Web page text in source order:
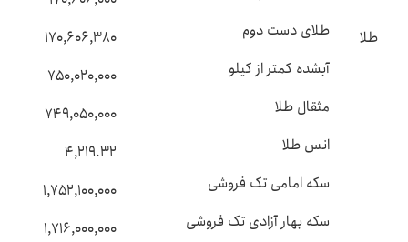
طلا
طلای دست دوم
۱۷۰,۶۰۶,۳۸۰
آبشده کمتر از کیلو
۷۵۰,۰۲۰,۰۰۰
مثقال طلا
۷۴۹,۰۵۰,۰۰۰
انس طلا
۴,۲۱۹.۳۲
سکه امامی تک فروشی
۱,۷۵۲,۱۰۰,۰۰۰
سکه بهار آزادی تک فروشی
۱,۷۱۶,۰۰۰,۰۰۰